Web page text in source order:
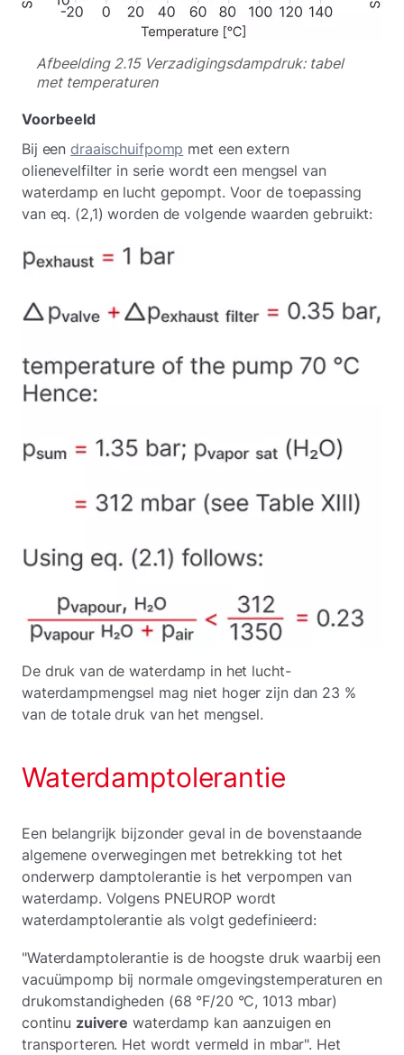
Afbeelding 2.15 Verzadigingsdampdruk: tabel
met temperaturen
Voorbeeld
Bij eendraaischuifpomp met een extern
olienevelfilter in serie wordt een mengsel van
waterdamp en lucht gepompt. Voor de toepassing
van eq. (2,1) worden de volgende waarden gebruikt:
De druk van de waterdamp in het lucht-
waterdampmengsel mag niet hoger zijn dan 23 %
van de totale druk van het mengsel.
Waterdamptolerantie
Een belangrijk bijzonder geval in de bovenstaande
algemene overwegingen met betrekking tot het
onderwerp damptolerantie is het verpompen van
waterdamp. Volgens PNEUROP wordt
waterdamptolerantie als volgt gedefinieerd:
"Waterdamptolerantie is de hoogste druk waarbij een
vacuümpomp bij normale omgevingstemperaturen en
drukomstandigheden (68 °F/20 °C, 1013 mbar)
continu zuivere waterdamp kan aanzuigen en
transporteren. Het wordt vermeld in mbar". Het